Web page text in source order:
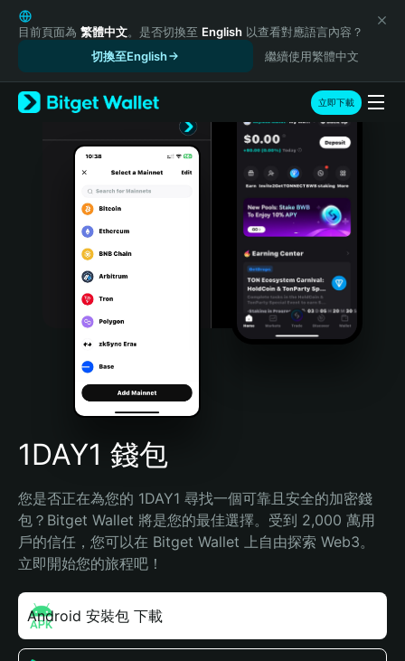
English
日本語
Русский
Español (Latinoamérica)
Türkçe
Português (Portugal)
Bahasa Indonesia
Português (Brasil)
Español (Argentina)
目前頁面為 繁體中文。是否切換至 English 以查看對應語言內容？
切換至English
繼續使用繁體中文
立即下載
1DAY1 錢包
您是否正在為您的 1DAY1 尋找一個可靠且安全的加密錢
包？Bitget Wallet 將是您的最佳選擇。受到 2,000 萬用
戶的信任，您可以在 Bitget Wallet 上自由探索 Web3。
立即開始您的旅程吧！
Android 安裝包 下載